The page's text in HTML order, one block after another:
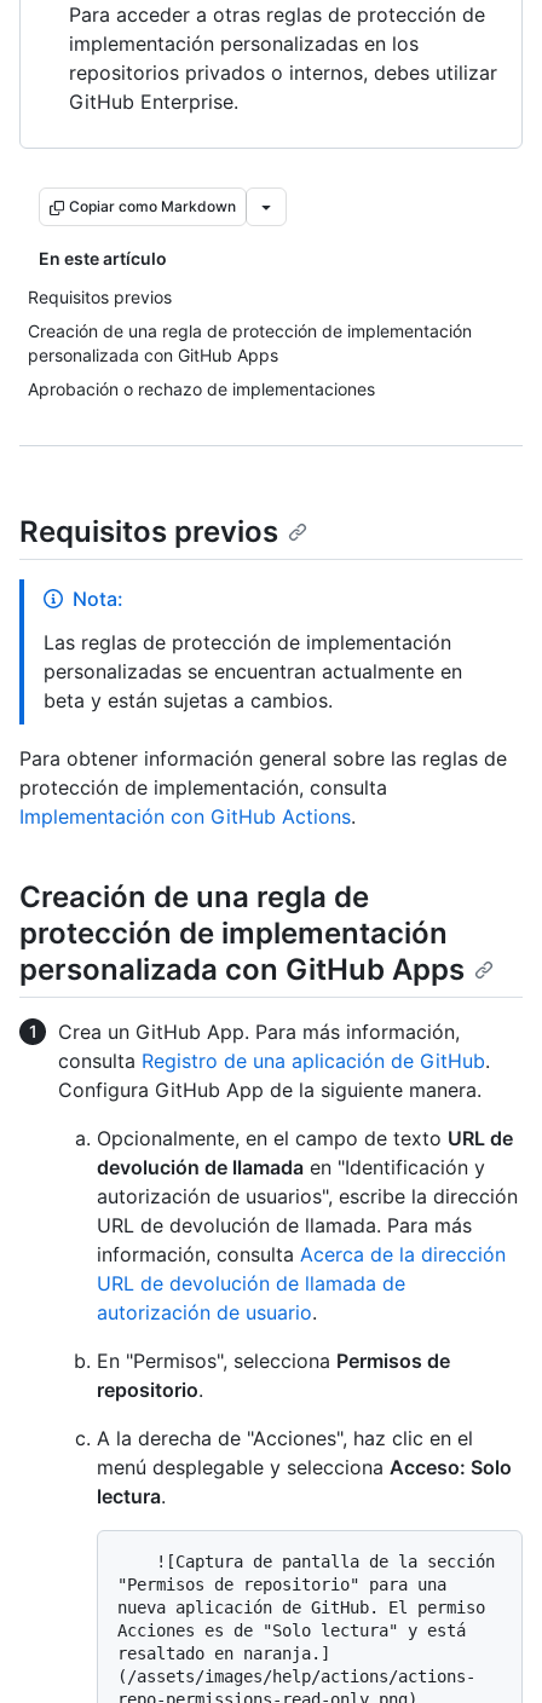
Para acceder a otras reglas de protección de
implementación personalizadas en los
repositorios privados o internos, debes utilizar
GitHub Enterprise.
Copiar como Markdown
En este artículo
Requisitos previos
Creación de una regla de protección de implementación
personalizada con GitHub Apps
Aprobación o rechazo de implementaciones
Requisitos previos
Nota:
Las reglas de protección de implementación
personalizadas se encuentran actualmente en
beta y están sujetas a cambios.
Para obtener información general sobre las reglas de
protección de implementación, consulta
Implementación con GitHub Actions.
Creación de una regla de
protección de implementación
personalizada con GitHub Apps
Crea un GitHub App. Para más información,
consulta Registro de una aplicación de GitHub.
Configura GitHub App de la siguiente manera.
Opcionalmente, en el campo de texto URL de
devolución de llamada en "Identificación y
autorización de usuarios", escribe la dirección
URL de devolución de llamada. Para más
información, consulta Acerca de la dirección
URL de devolución de llamada de
autorización de usuario.
En "Permisos", selecciona Permisos de
repositorio.
A la derecha de "Acciones", haz clic en el
menú desplegable y selecciona Acceso: Solo
lectura.
"Permisos de repositorio" para una
nueva aplicación de GitHub. El permiso
Acciones es de "Solo lectura" y está
resaltado en naranja.]
(/assets/images/help/actions/actions-